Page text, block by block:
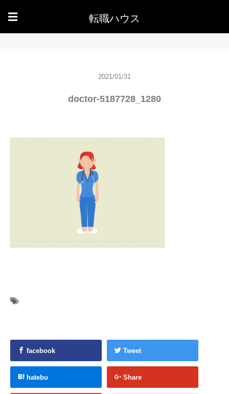
☰ 転職ハウス
2021/01/31
doctor-5187728_1280
facebook Tweet
hatebu Share